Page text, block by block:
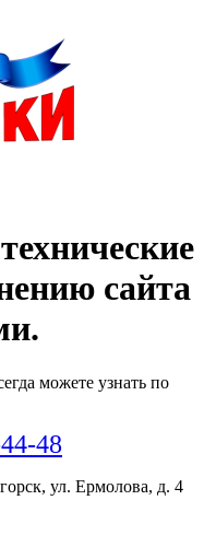
сайта
можете узнать по
48
ул. Ермолова, д. 4